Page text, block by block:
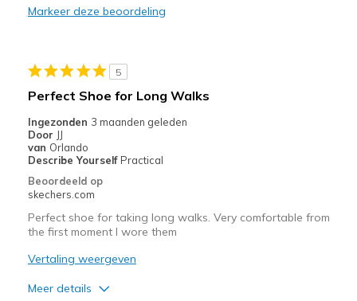
Width
Sizing
Feels true to size
View On Shoes
Markeer deze beoordeling
5
Perfect Shoe for Long Walks
Ingezonden 3 maanden geleden
Door JJ
van Orlando
Describe Yourself Practical
Beoordeeld op
skechers.com
Perfect shoe for taking long walks. Very comfortable from
the first moment I wore them
Vertaling weergeven
Meer details